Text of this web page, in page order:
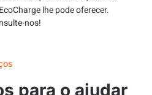
lhe pode oferecer.
nos!
para o ajudar